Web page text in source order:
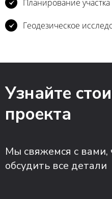
Планирование
Геодезическое
Узнайте
проекта
Мы свяжемся с вами,
обсудить все детали